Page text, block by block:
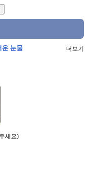
운 눈물 더보기
세요)